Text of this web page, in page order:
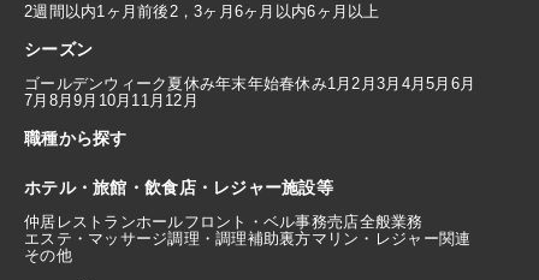
2週間以内1ヶ月前後2，3ヶ月 6ヶ月以内6ヶ月以上
シーズン
ゴールデンウィーク 夏休み年末年始春休み1月2月3月 4月5月 6月
7月 8月9月 10月 11月 12月
職種から探す
ホテル・旅館・飲食店・レジャー施設等
仲居 レストランホールフロント・ベル事務売店全般業務
エステ・マッサージ調理・調理補助裏方マリン・レジャー関連
その他